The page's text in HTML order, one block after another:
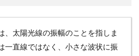
、太陽光線の振幅のことを指しま
一直線ではなく、小さな波状に振